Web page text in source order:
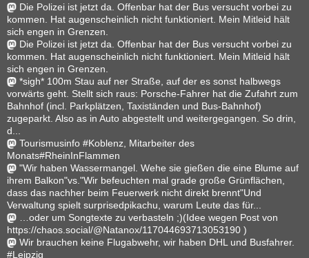
Die Polizei ist jetzt da. Offenbar hat der Bus versucht vorbei zu
kommen. Hat augenscheinlich nicht funktioniert. Mein Mitleid hält
sich engen in Grenzen.
Die Polizei ist jetzt da. Offenbar hat der Bus versucht vorbei zu
kommen. Hat augenscheinlich nicht funktioniert. Mein Mitleid hält
sich engen in Grenzen.
*sigh* 100m Stau auf ner Straße, auf der es sonst halbwegs
vorwärts geht. Stellt sich raus: Porsche-Fahrer hat die Zufahrt zum
Bahnhof (incl. Parkplätzen, Taxiständen und Bus-Bahnhof)
zugeparkt. Also as in Auto abgestellt und weitergegangen. So drin,
d...
Tourismusinfo #Koblenz, Mitarbeiter des
Monats#RheinInFlammen
"Wir haben Wassermangel. Wehe sie gießen die eine Blume auf
ihrem Balkon"vs."Wir befeuchten mal grade große Grünflächen,
dass das nachher beim Feuerwerk nicht direkt brennt"Und
Verwaltung spielt surprisedpikachu, warum Leute das für...
…oder um Songtexte zu verbasteln ;)(Idee wegen Post von
https://chaos.social/@Natanox/117044693713053190 )
Wir brauchen keine Flugabwehr, wir haben DHL und Busfahrer.
#Leipzig